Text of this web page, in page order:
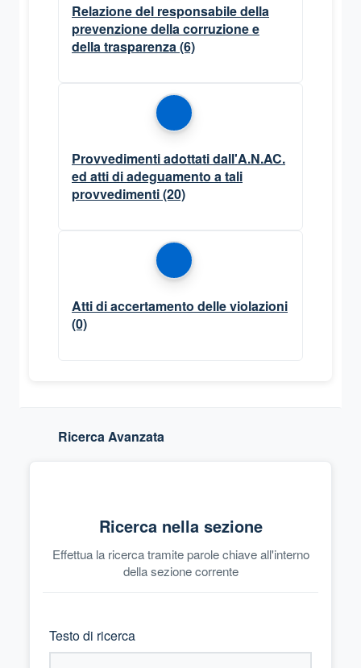
Relazione del responsabile della
prevenzione della corruzione e
della trasparenza (6)
Provvedimenti adottati dall'A.N.AC.
ed atti di adeguamento a tali
provvedimenti(20)
Atti di accertamento delle violazioni
(0)
Ricerca Avanzata
Ricerca nella sezione
Effettua la ricerca tramite parole chiave all'interno
della sezione corrente
Testo di ricerca